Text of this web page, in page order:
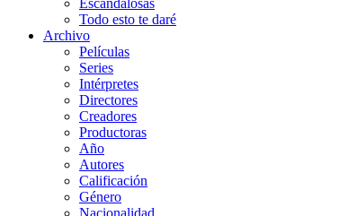
Todo esto te daré
Archivo
Películas
Series
Intérpretes
Directores
Creadores
Productoras
Año
Autores
Calificación
Género
Nacionalidad